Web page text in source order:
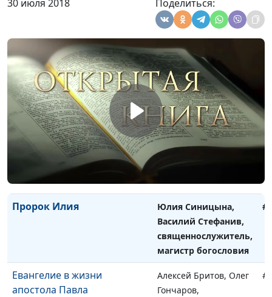
30 июля 2018 Поделиться:
Василий Стефанив,
священнослужитель,
Илия. Веяние тихого ветра
Юлия Синицына,
Василий Стефанив,
священнослужитель,
магистр богословия
Илия. Спасение вдовы
Юлия Синицына,
Василий Стефанив,
священнослужитель,
магистр богословия
Пророк Илия
Юлия Синицына,
Василий Стефанив,
священнослужитель,
магистр богословия
Евангелие в жизни
апостола Павла
Алексей Бритов, Олег
Гончаров,